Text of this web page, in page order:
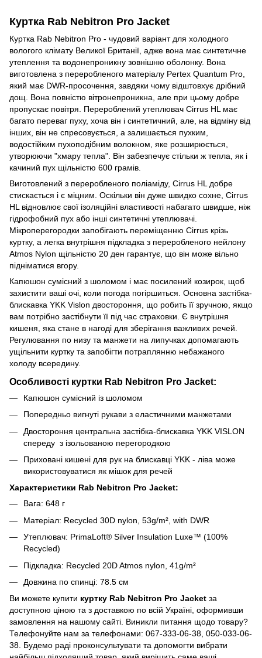
Куртка Rab Nebitron Pro Jacket
Куртка Rab Nebitron Pro - чудовий варіант для холодного
вологого клімату Великої Британії, адже вона має синтетичне
утеплення та водонепроникну зовнішню оболонку. Вона
виготовлена з переробленого матеріалу Pertex Quantum Pro,
який має DWR-просочення, завдяки чому відштовхує дрібний
дощ. Вона повністю вітронепроникна, але при цьому добре
пропускає повітря. Перероблений утеплювач Cirrus HL має
багато переваг пуху, хоча він і синтетичний, але, на відміну від
інших, він не спресовується, а залишається пухким,
водостійким пухоподібним волокном, яке розширюється,
утворюючи "хмару тепла". Він забезпечує стільки ж тепла, як і
качиний пух щільністю 600 грамів.
Виготовлений з переробленого поліаміду, Cirrus HL добре
стискається і є міцним. Оскільки він дуже швидко сохне, Cirrus
HL відновлює свої ізоляційні властивості набагато швидше, ніж
гідрофобний пух або інші синтетичні утеплювачі.
Мікроперегородки запобігають переміщенню Cirrus крізь
куртку, а легка внутрішня підкладка з переробленого нейлону
Atmos Nylon щільністю 20 ден гарантує, що він може вільно
підніматися вгору.
Капюшон сумісний з шоломом і має посилений козирок, щоб
захистити ваші очі, коли погода погіршиться. Основна застібка-
блискавка YKK Vislon двостороння, що робить її зручною, якщо
вам потрібно застібнути її під час страховки. Є внутрішня
кишеня, яка стане в нагоді для зберігання важливих речей.
Регулювання по низу та манжети на липучках допомагають
ущільнити куртку та запобігти потраплянню небажаного
холоду всередину.
Особливості куртки Rab Nebitron Pro Jacket:
Капюшон сумісний із шоломом
Попередньо вигнуті рукави з еластичними манжетами
Двостороння центральна застібка-блискавка YKK VISLON
спереду з ізольованою перегородкою
Приховані кишені для рук на блискавці YKK - ліва може
використовуватися як мішок для речей
Характеристики Rab Nebitron Pro Jacket:
Вага: 648 г
Матеріал: Recycled 30D nylon, 53g/m², with DWR
Утеплювач: PrimaLoft® Silver Insulation Luxe™ (100%
Recycled)
Підкладка: Recycled 20D Atmos nylon, 41g/m²
Довжина по спинці: 78.5 см
Ви можете купити куртку Rab Nebitron Pro Jacket за
доступною ціною та з доставкою по всій Україні, оформивши
замовлення на нашому сайті. Виникли питання щодо товару?
Телефонуйте нам за телефонами: 067-333-06-38, 050-033-06-
38. Будемо раді проконсультувати та допомогти вибрати